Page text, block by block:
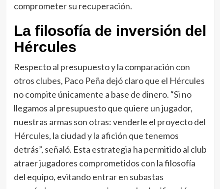
comprometer su recuperación.
La filosofía de inversión del
Hércules
Respecto al presupuesto y la comparación con
otros clubes, Paco Peña dejó claro que el Hércules
no compite únicamente a base de dinero. “Si no
llegamos al presupuesto que quiere un jugador,
nuestras armas son otras: venderle el proyecto del
Hércules, la ciudad y la afición que tenemos
detrás”, señaló. Esta estrategia ha permitido al club
atraer jugadores comprometidos con la filosofía
del equipo, evitando entrar en subastas